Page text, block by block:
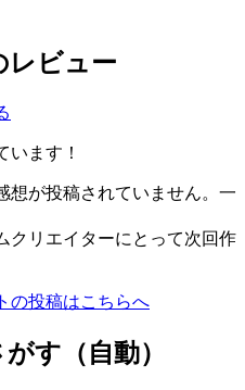
レビュー
います！
想が投稿されていません。一
クリエイターにとって次回作
の投稿はこちらへ
す（自動）